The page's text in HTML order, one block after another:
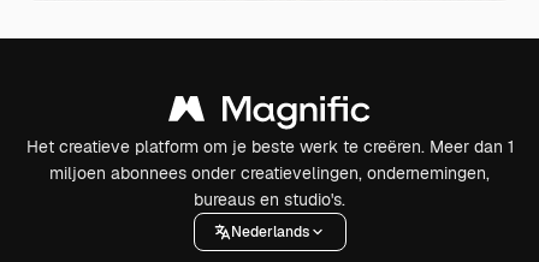
Het creatieve platform om je beste werk te creëren. Meer dan 1
miljoen abonnees onder creatievelingen, ondernemingen,
bureaus en studio's.
Nederlands